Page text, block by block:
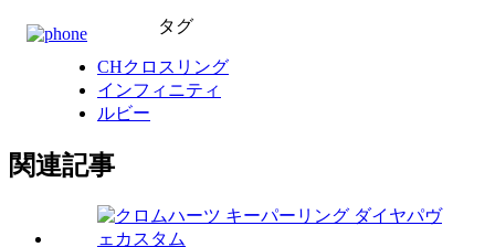
タグ
CHクロスリング
インフィニティ
ルビー
関連記事